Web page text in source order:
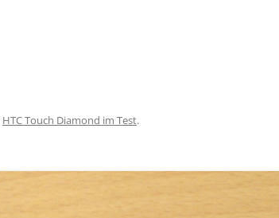
HTC Touch Diamond im Test.